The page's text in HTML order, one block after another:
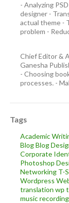
- Analyzing
designer -
actual theme -
problem -
Chief Editor &
Ganesha
- Choosing
processes. -
Tags
Academic
BlogBlog
Corporate
Photoshop
Networking T-
Wordpress
translation wp
music